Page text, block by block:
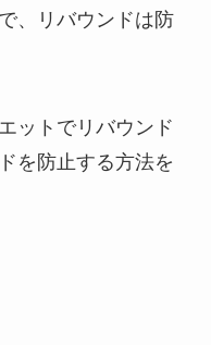
、リバウンドは防
ットでリバウンド
を防止する方法を